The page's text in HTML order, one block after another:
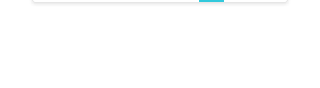
entradas